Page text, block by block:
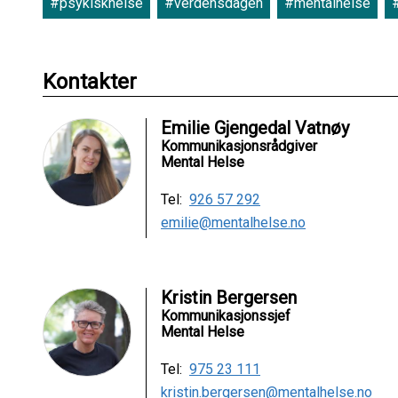
Kontakter
Emilie Gjengedal Vatnøy
Kommunikasjonsrådgiver
Mental Helse
Tel: 926 57 292
emilie@mentalhelse.no
Kristin Bergersen
Kommunikasjonssjef
Mental Helse
Tel: 975 23 111
kristin.bergersen@mentalhelse.no